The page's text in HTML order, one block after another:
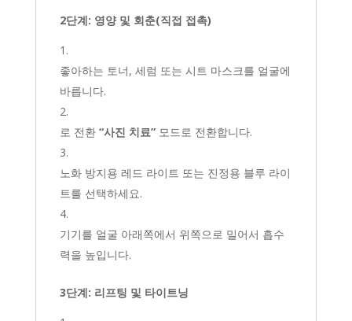
2단계: 영양 및 회춘(직접 접촉)
좋아하는 토너, 세럼 또는 시트 마스크를 얼굴에
바릅니다.
로 전환 “사진 치료”모드로 전환합니다.
노화 방지용 레드 라이트 또는 진정용 블루 라이
트를 선택하세요.
기기를 얼굴 아래쪽에서 위쪽으로 밀어서 흡수
력을 높입니다.
3단계: 리프팅 및 타이트닝